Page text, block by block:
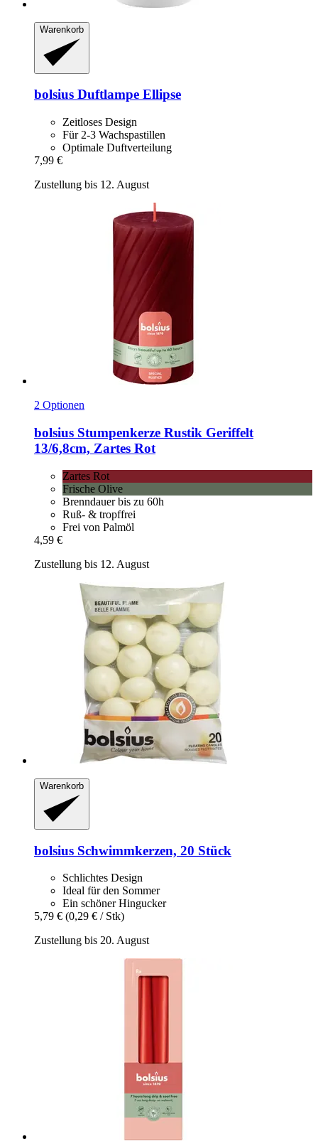
Warenkorb
bolsius Duftlampe Ellipse
Zeitloses Design
Für 2-3 Wachspastillen
Optimale Duftverteilung
7,99 €
Zustellung bis 12. August
2 Optionen
bolsius Stumpenkerze Rustik Geriffelt
13/6,8cm, Zartes Rot
Zartes Rot
Frische Olive
Brenndauer bis zu 60h
Ruß- & tropffrei
Frei von Palmöl
4,59 €
Zustellung bis 12. August
Warenkorb
bolsius Schwimmkerzen, 20 Stück
Schlichtes Design
Ideal für den Sommer
Ein schöner Hingucker
5,79 € (0,29 € / Stk)
Zustellung bis 20. August